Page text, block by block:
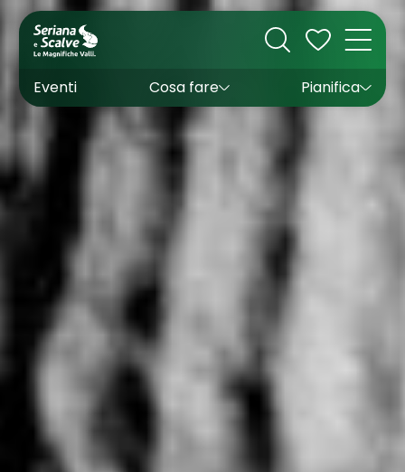
Eventi Cosa fare
Cultura
Outdoor
Esperienze
Pianifica
Dove dormire
Come arrivare
Come muoversi
Wishlist
Uffici turistici